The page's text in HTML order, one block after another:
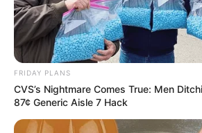
FRIDAY PLANS
CVS’s Nightmare Comes True: Men
87¢ Generic Aisle 7 Hack